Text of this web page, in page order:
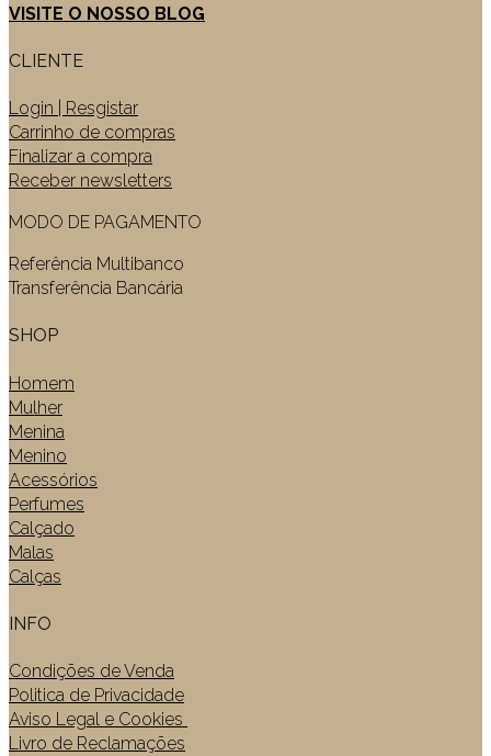
VISITE O NOSSO BLOG
CLIENTE
Login | Resgistar
Carrinho de compras
Finalizar a compra
Receber newsletters
MODO DE PAGAMENTO
Referência Multibanco
Transferência Bancária
SHOP
Homem
Mulher
Menina
Menino
Acessórios
Perfumes
Calçado
Malas
Calças
INFO
Condições de Venda
Politica de Privacidade
Aviso Legal e Cookies
Livro de Reclamações